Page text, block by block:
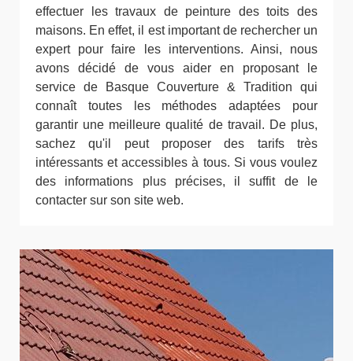
effectuer les travaux de peinture des toits des
maisons. En effet, il est important de rechercher un
expert pour faire les interventions. Ainsi, nous
avons décidé de vous aider en proposant le
service de Basque Couverture & Tradition qui
connaît toutes les méthodes adaptées pour
garantir une meilleure qualité de travail. De plus,
sachez qu'il peut proposer des tarifs très
intéressants et accessibles à tous. Si vous voulez
des informations plus précises, il suffit de le
contacter sur son site web.